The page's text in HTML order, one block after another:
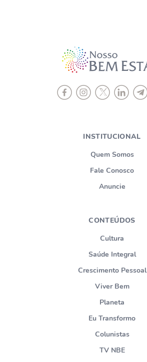
INSTITUCIONAL
Quem Somos
Fale Conosco
Anuncie
CONTEÚDOS
Cultura
Saúde Integral
Crescimento Pessoal
Viver Bem
Planeta
Eu Transformo
Colunistas
TV NBE